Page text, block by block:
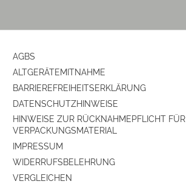
AGBS
ALTGERÄTEMITNAHME
BARRIEREFREIHEITSERKLÄRUNG
DATENSCHUTZHINWEISE
HINWEISE ZUR RÜCKNAHMEPFLICHT FÜR
VERPACKUNGSMATERIAL
IMPRESSUM
WIDERRUFSBELEHRUNG
VERGLEICHEN